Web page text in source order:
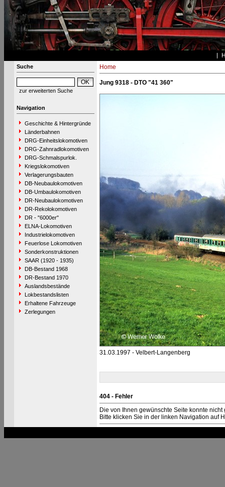
Suche
zur erweiterten Suche
Navigation
Geschichte & Hintergründe
Länderbahnen
DRG-Einheitslokomotiven
DRG-Zahnradlokomotiven
DRG-Schmalspurlok.
Kriegslokomotiven
Verlagerungsbauten
DB-Neubaulokomotiven
DB-Umbaulokomotiven
DR-Neubaulokomotiven
DR-Rekolokomotiven
DR - "6000er"
ELNA-Lokomotiven
Industrielokomotiven
Feuerlose Lokomotiven
Sonderkonstruktionen
SAAR (1920 - 1935)
DB-Bestand 1968
DR-Bestand 1970
Auslandsbestände
Lokbestandslisten
Erhaltene Fahrzeuge
Zerlegungen
Home
Jung 9318 - DTO "41 360"
31.03.1997 - Velbert-Langenberg
404 - Fehler
Die von Ihnen gewünschte Seite konnte nicht
Bitte klicken Sie in der linken Navigation auf